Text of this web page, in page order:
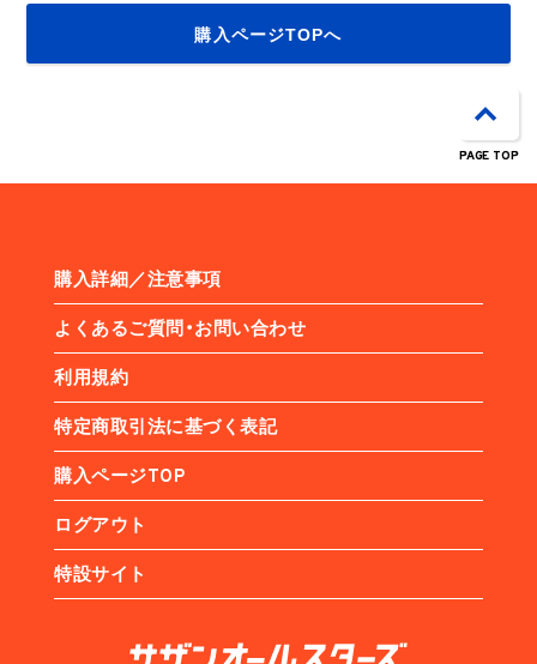
購入ページTOPへ
購入詳細／注意事項
よくあるご質問・お問い合わせ
利用規約
特定商取引法に基づく表記
購入ページTOP
ログアウト
特設サイト
PAGE TOP